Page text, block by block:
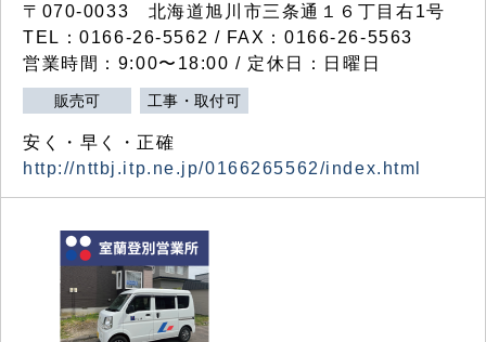
〒070-0033 北海道旭川市三条通１６丁目右1号
TEL：0166-26-5562 / FAX：0166-26-5563
営業時間：9:00〜18:00 / 定休日：日曜日
販売可 工事・取付可
安く・早く・正確
http://nttbj.itp.ne.jp/0166265562/index.html